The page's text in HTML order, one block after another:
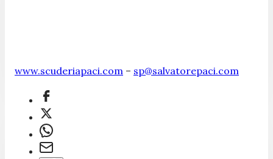
www.scuderiapaci.com – sp@salvatorepaci.com